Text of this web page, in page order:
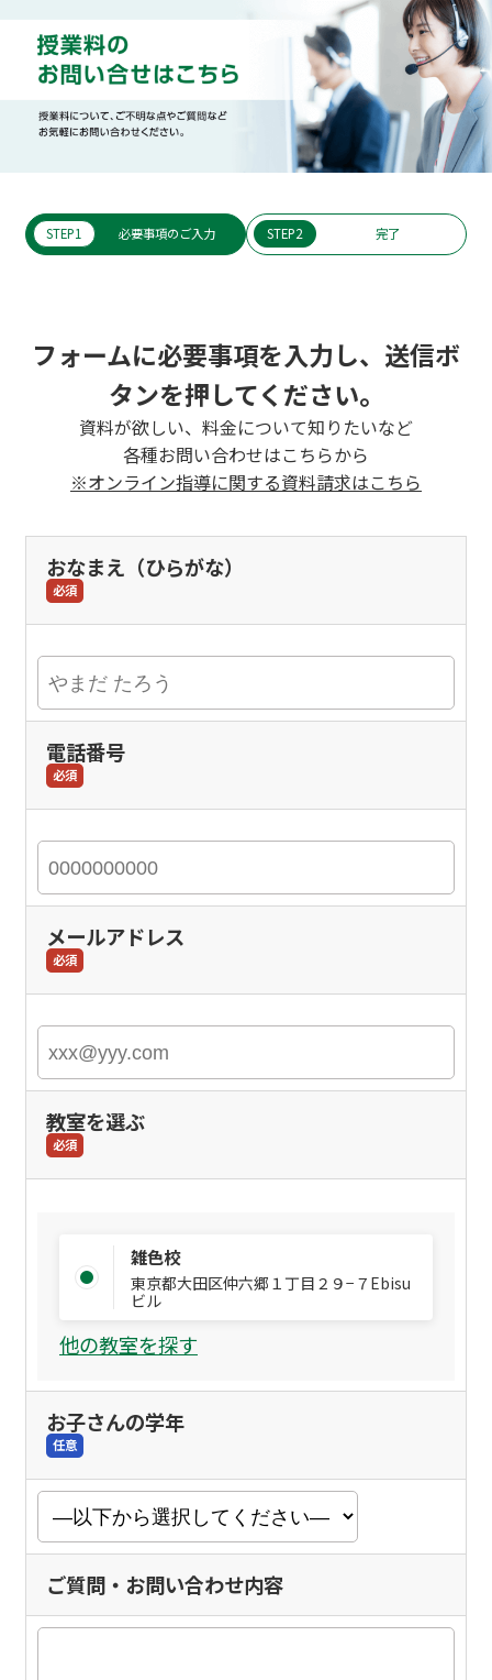
STEP1 必要事項のご入力 STEP2 完了
フォームに必要事項を入力し、送信ボ
タンを押してください。
資料が欲しい、料金について知りたいなど
各種お問い合わせはこちらから
※オンライン指導に関する資料請求はこちら
おなまえ（ひらがな）
必須
電話番号
必須
メールアドレス
必須
教室を選ぶ
必須
雑色校
東京都大田区仲六郷１丁目２９−７Ebisu
ビル
他の教室を探す
お子さんの学年
任意
ご質問・お問い合わせ内容